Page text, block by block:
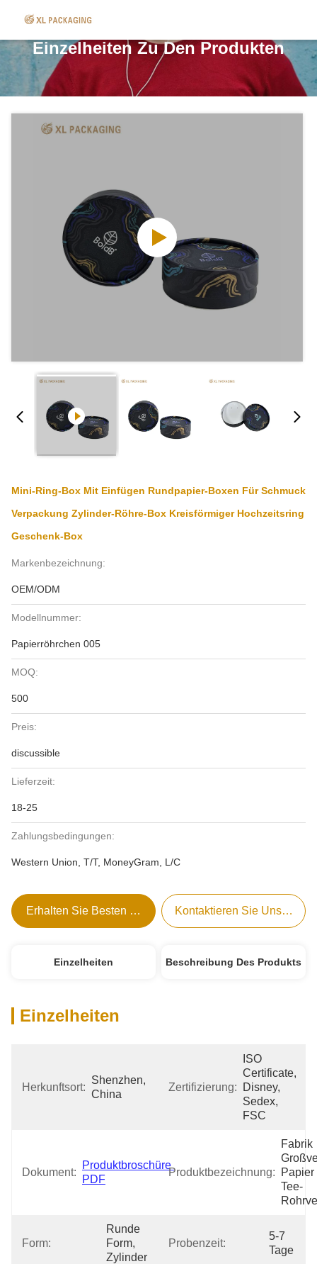
Einzelheiten Zu Den Produkten
Mini-Ring-Box Mit Einfügen Rundpapier-Boxen Für Schmuck
Verpackung Zylinder-Röhre-Box Kreisförmiger Hochzeitsring
Geschenk-Box
Markenbezeichnung:
OEM/ODM
Modellnummer:
Papierröhrchen 005
MOQ:
500
Preis:
discussible
Lieferzeit:
18-25
Zahlungsbedingungen:
Western Union, T/T, MoneyGram, L/C
Erhalten Sie Besten Preis Kontaktieren Sie Uns Jetzt
Einzelheiten Beschreibung Des Produkts
Einzelheiten
Herkunftsort:
Shenzhen,
China
Zertifizierung:
ISO
Certificate,
Disney,
Sedex,
FSC
Dokument:
Produktbroschüre
PDF
Produktbezeichnung:
Fabrik
Papier
Tee-
Form:
Runde
Form,
Zylinder
Probenzeit:
5-7
Tage